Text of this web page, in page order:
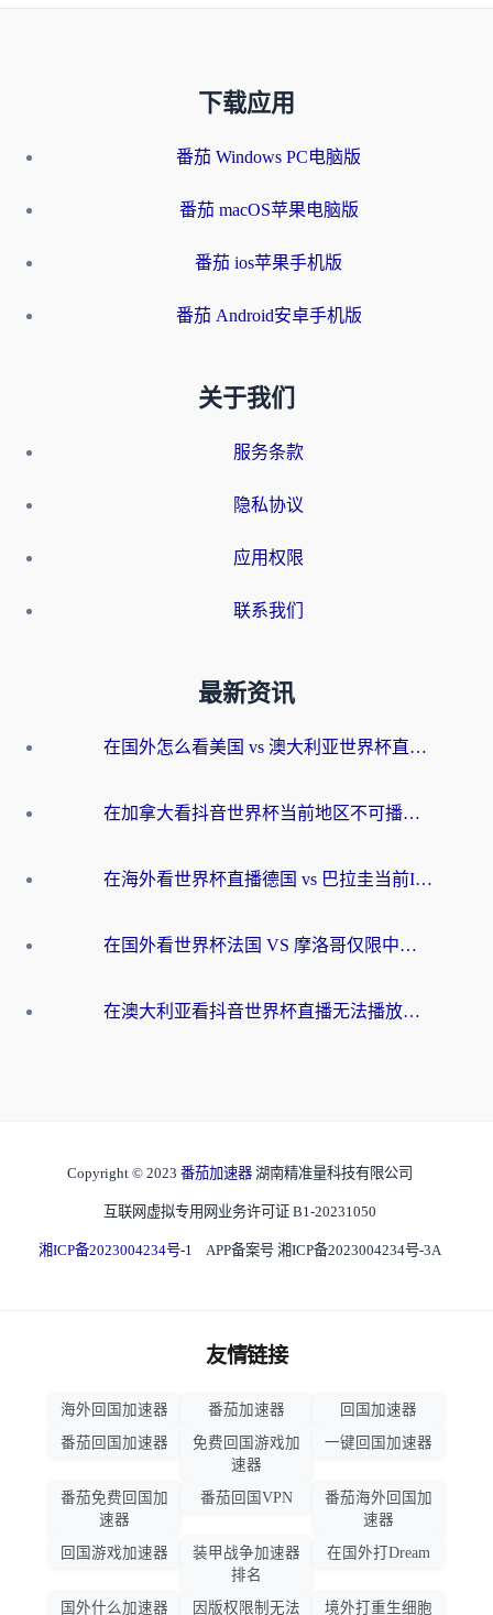
下载应用
番茄 Windows PC电脑版
番茄 macOS苹果电脑版
番茄 ios苹果手机版
番茄 Android安卓手机版
关于我们
服务条款
隐私协议
应用权限
联系我们
最新资讯
在国外怎么看美国 vs 澳大利亚世界杯直播？海外党必藏的中文解说观赛指南
在加拿大看抖音世界杯当前地区不可播放？海外党体育观赛终极指南
在海外看世界杯直播德国 vs 巴拉圭当前IP受限制？这篇指南帮你轻松解决地区限制
在国外看世界杯法国 VS 摩洛哥仅限中国大陆？别让地域限制拦下你的欢呼
在澳大利亚看抖音世界杯直播无法播放？海外党体育观赛终极指南来了！
Copyright © 2023 番茄加速器 湖南精准量科技有限公司
互联网虚拟专用网业务许可证 B1-20231050
湘ICP备2023004234号-1 APP备案号 湘ICP备2023004234号-3A
友情链接
海外回国加速器 番茄加速器
回国加速器
番茄回国加速器
免费回国游戏加
速器
一键回国加速器
番茄免费回国加
速器
番茄回国VPN
番茄海外回国加
速器
回国游戏加速器
装甲战争加速器
排名
在国外打Dream
国外什么加速器 因版权限制无法 境外打重生细胞